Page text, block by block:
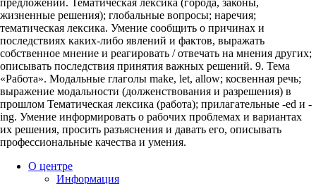
жизненные решения); глобальные вопросы; наречия;
тематическая лексика. Умение сообщить о причинах и
последствиях каких-либо явлений и фактов, выражать
собственное мнение и реагировать / отвечать на мнения других;
описывать последствия принятия важных решений. 9. Тема
«Работа». Модальные глаголы make, let, allow; косвенная речь;
выражение модальности (долженствования и разрешения) в
прошлом Тематическая лексика (работа); прилагательные -ed и -
ing. Умение информировать о рабочих проблемах и вариантах
их решения, просить разъяснения и давать его, описывать
профессиональные качества и умения.
О центре
Информация